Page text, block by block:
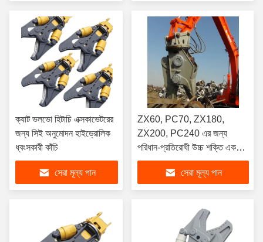
ক্যাট ভলভো হিটাচি এক্সকাভেটরের
জন্য সিই অনুমোদন হাইড্রোলিক
ধ্বংসকারী কাঁচি
সেরা মূল্য পান
ZX60, PC70, ZX180,
ZX200, PC240 এর জন্য
পরিধান-প্রতিরোধী উচ্চ শক্তি একক
সিলিন্ডার শিয়ার
সেরা মূল্য পান